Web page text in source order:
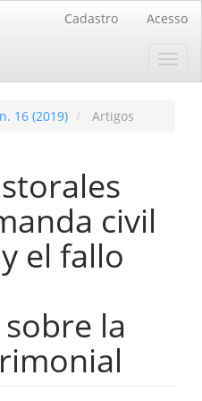
Cadastro Acesso
16 (2019) Artigos
civil
el fallo
la